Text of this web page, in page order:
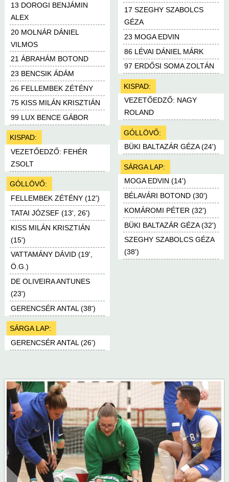
13 DOROGI BENJÁMIN
ALEX
20 MOLNÁR DÁNIEL
VILMOS
21 ÁBRAHÁM BOTOND
23 BENCSIK ÁDÁM
26 FELLEMBEK ZÉTÉNY
75 KISS MILÁN KRISZTIÁN
99 LUX BENCE GÁBOR
KISPAD:
VEZETŐEDZŐ: FEHÉR
ZSOLT
GÓLLÖVŐ:
FELLEMBEK ZÉTÉNY (12')
TATAI JÓZSEF (13', 26')
KISS MILÁN KRISZTIÁN
(15')
VATTAMÁNY DÁVID (19',
Ö.G.)
DE OLIVEIRA ANTUNES
(23')
GERENCSÉR ANTAL (38')
SÁRGA LAP:
GERENCSÉR ANTAL (26')
17 SZEGHY SZABOLCS
GÉZA
23 MOGA EDVIN
86 LÉVAI DÁNIEL MÁRK
97 ERDŐSI SOMA ZOLTÁN
KISPAD:
VEZETŐEDZŐ: NAGY
ROLAND
GÓLLÖVŐ:
BÜKI BALTAZÁR GÉZA (24')
SÁRGA LAP:
MOGA EDVIN (14')
BÉLAVÁRI BOTOND (30')
KOMÁROMI PÉTER (32')
BÜKI BALTAZÁR GÉZA (32')
SZEGHY SZABOLCS GÉZA
(38')